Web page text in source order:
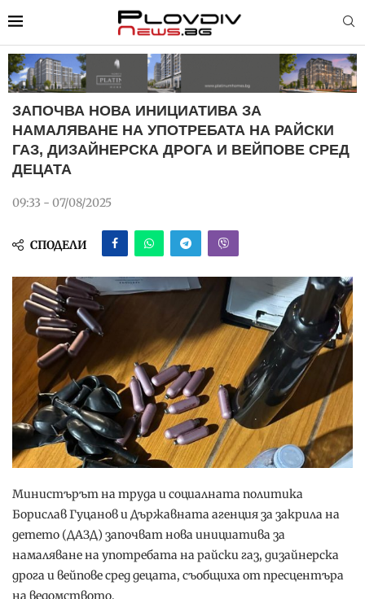
ЗАПОЧВА НОВА ИНИЦИАТИВА ЗА
НАМАЛЯВАНЕ НА УПОТРЕБАТА НА РАЙСКИ
ГАЗ, ДИЗАЙНЕРСКА ДРОГА И ВЕЙПОВЕ СРЕД
ДЕЦАТА
09:33 - 07/08/2025
СПОДЕЛИ
Министърът на труда и социалната политика
Борислав Гуцанов и Държавната агенция за закрила на
детето (ДАЗД) започват нова инициатива за
намаляване на употребата на райски газ, дизайнерска
дрога и вейпове сред децата, съобщиха от пресцентъра
на ведомството.